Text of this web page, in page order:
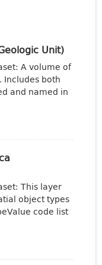
Unit)
A volume of
Includes both
and named in
This layer
object types
code list